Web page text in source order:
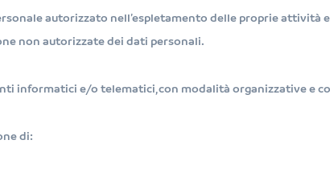
autorizzato nell’espletamento delle proprie attività
non autorizzate dei dati personali.
informatici e/o telematici, con modalità organizzative e
di: